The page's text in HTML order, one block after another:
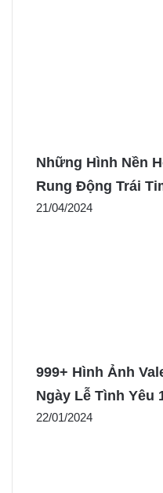
Những Hình Nền
Rung Động Trái
21/04/2024
999+ Hình Ảnh
Ngày Lễ Tình Yêu
22/01/2024